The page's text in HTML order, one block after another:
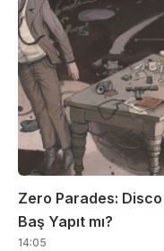
Zero Parades: Disco
Baş Yapıt mı?
14:05